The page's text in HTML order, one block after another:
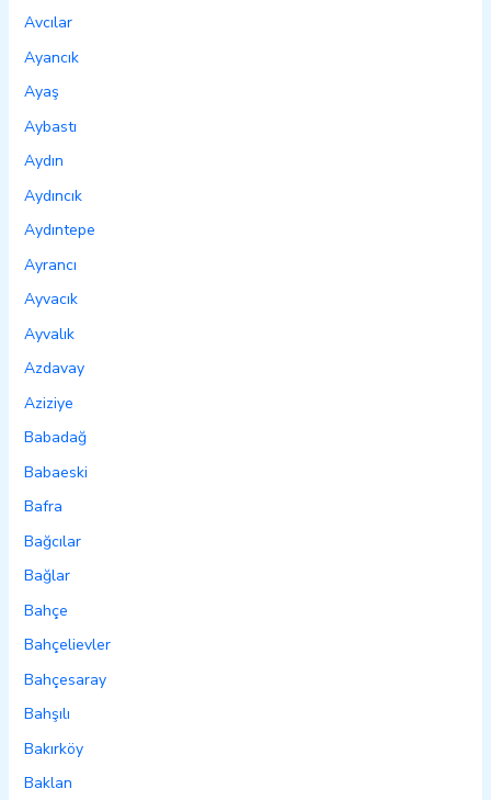
Avcılar
Ayancık
Ayaş
Aybastı
Aydın
Aydıncık
Aydıntepe
Ayrancı
Ayvacık
Ayvalık
Azdavay
Aziziye
Babadağ
Babaeski
Bafra
Bağcılar
Bağlar
Bahçe
Bahçelievler
Bahçesaray
Bahşılı
Bakırköy
Baklan